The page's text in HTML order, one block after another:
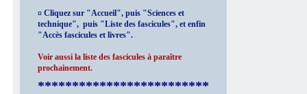
¤ Cliquez sur "Accueil", puis "Sciences et
technique", puis "Liste des fascicules", et enfin
"Accès fascicules et livres".
Voir aussi la liste des fascicules à paraître
prochainement.
*************************